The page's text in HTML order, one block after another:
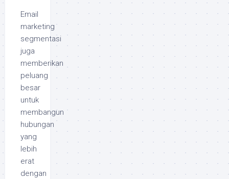
Email
marketing
segmentasi
juga
memberikan
peluang
besar
untuk
membangun
hubungan
yang
lebih
erat
dengan